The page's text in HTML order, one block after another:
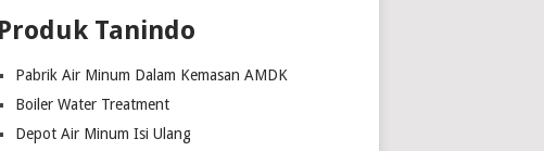
Produk Tanindo
Pabrik Air Minum Dalam Kemasan AMDK
Boiler Water Treatment
Depot Air Minum Isi Ulang